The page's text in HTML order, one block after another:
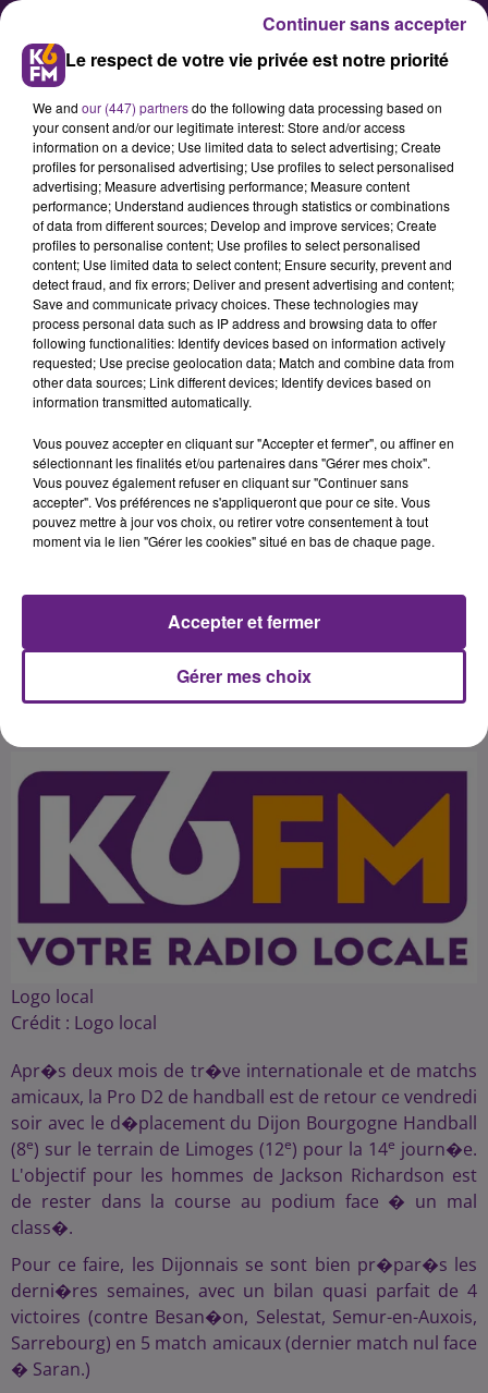
Pro D2 : Le Dijon Bourgogne
Handball à Limoges pour la
reprise
Après deux mois de trêve
internationale et de matchs
amicaux, la Pro D2 de handball est
déplacement du Dijon Bourgogne
Handball (8e) sur le terrain de
Limoges (12e) pour la
14e&nbsp;journée. L'objectif pour
est de rester dans la course au
Publié : 11 février 2016 à 18h20 par 45
Logo local
Crédit : Logo local
Apr�s deux mois de tr�ve internationale et de matchs
amicaux, la Pro D2 de handball est de retour ce vendredi
soir avec le d�placement du Dijon Bourgogne Handball
(8e) sur le terrain de Limoges (12e) pour la 14e journ�e.
L'objectif pour les hommes de Jackson Richardson est
de rester dans la course au podium face � un mal
class�.
Pour ce faire, les Dijonnais se sont bien pr�par�s les
derni�res semaines, avec un bilan quasi parfait de 4
victoires (contre Besan�on, Selestat, Semur-en-Auxois,
Sarrebourg) en 5 match amicaux (dernier match nul face
� Saran.)
Le respect de votre vie privée est notre priorité
We and our (447) partnersdo the following data processing based on
your consent and/or our legitimate interest: Store and/or access
information on a device; Use limited data to select advertising; Create
profiles for personalised advertising; Use profiles to select personalised
advertising; Measure advertising performance; Measure content
performance; Understand audiences through statistics or combinations
of data from different sources; Develop and improve services; Create
profiles to personalise content; Use profiles to select personalised
content; Use limited data to select content; Ensure security, prevent and
detect fraud, and fix errors; Deliver and present advertising and content;
Save and communicate privacy choices. These technologies may
process personal data such as IP address and browsing data to offer
following functionalities: Identify devices based on information actively
requested; Use precise geolocation data; Match and combine data from
other data sources; Link different devices; Identify devices based on
information transmitted automatically.
Vous pouvez accepter en cliquant sur "Accepter et fermer", ou affiner en
sélectionnant les finalités et/ou partenaires dans "Gérer mes choix".
Vous pouvez également refuser en cliquant sur "Continuer sans
accepter". Vos préférences ne s'appliqueront que pour ce site. Vous
pouvez mettre à jour vos choix, ou retirer votre consentement à tout
moment via le lien "Gérer les cookies" situé en bas de chaque page.
Gérer mes choix
Accepter et fermer
Continuer sans accepter